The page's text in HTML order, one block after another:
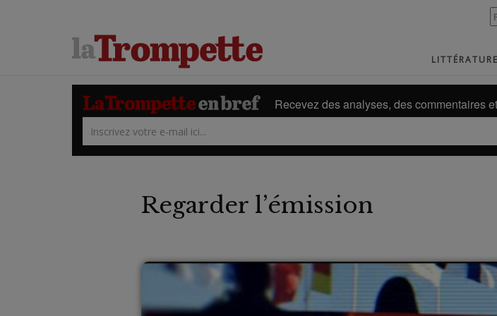
LITTÉRATURE
Recevez des analyses, des commentaires
Regarder l’émission